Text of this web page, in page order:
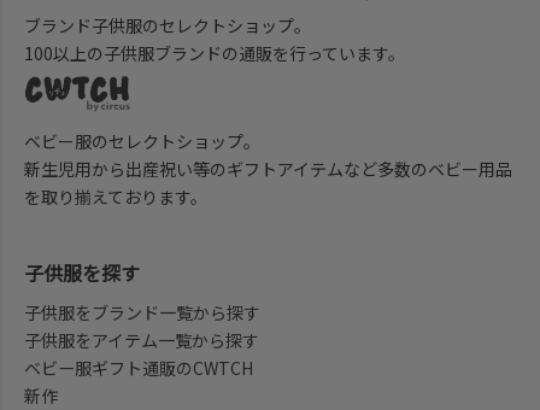
ブランド子供服のセレクトショップ。
100以上の子供服ブランドの通販を行っています。
ベビー服のセレクトショップ。
新生児用から出産祝い等のギフトアイテムなど多数のベビー用品
を取り揃えております。
子供服を探す
子供服をブランド一覧から探す
子供服をアイテム一覧から探す
ベビー服ギフト通販のCWTCH
新作